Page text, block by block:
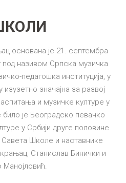
основана је 21. септембра
под називом Српска музичка
педагошка институција, у
значајна за развој
и музичке културе у
је Београдско певачко
у Србији друге половине
Савета Школе и наставнике
Станислав Бинички и
Манојловић.